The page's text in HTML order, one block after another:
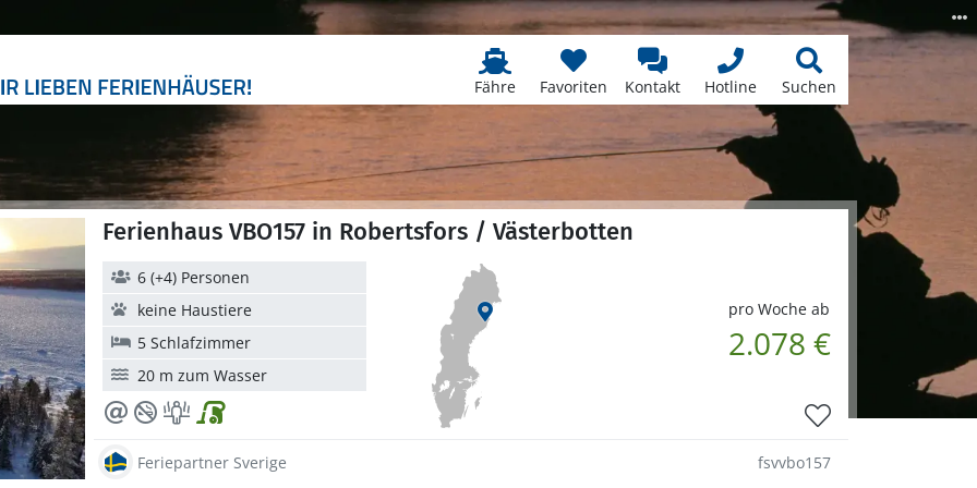
Fähre Favoriten Kontakt Hotline Suchen
Ferienhaus VBO157 in Robertsfors / Västerbotten
pro Woche ab
2.078 €
6 (+4) Personen
keine Haustiere
5 Schlafzimmer
20 m zum Wasser
Feriepartner Sverige fsvvbo157